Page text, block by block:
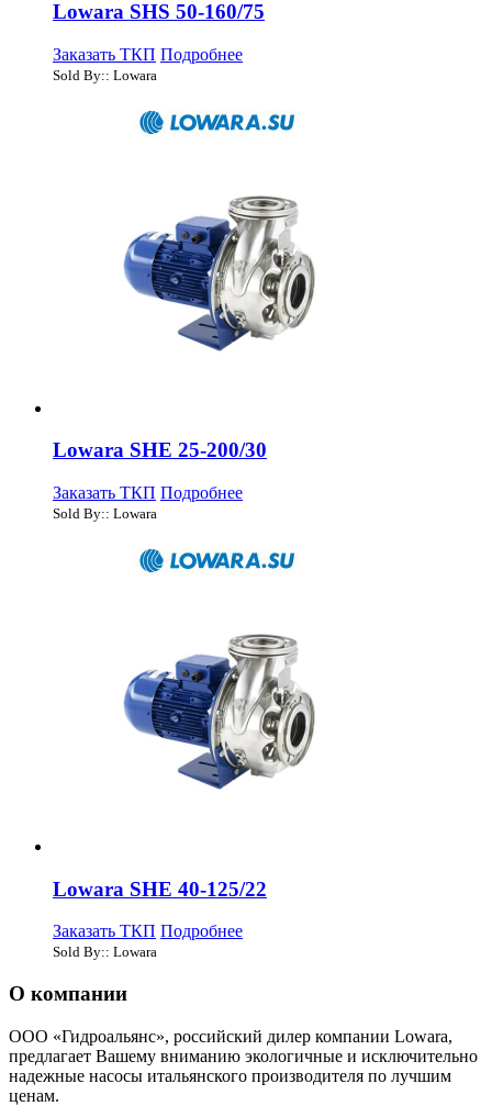
Lowara SHS 50-160/75
Заказать ТКП Подробнее
Sold By:: Lowara
Lowara SHE 25-200/30
Заказать ТКП Подробнее
Sold By:: Lowara
Lowara SHE 40-125/22
Заказать ТКП Подробнее
Sold By:: Lowara
О компании
ООО «Гидроальянс», российский дилер компании Lowara,
предлагает Вашему вниманию экологичные и исключительно
надежные насосы итальянского производителя по лучшим
ценам.